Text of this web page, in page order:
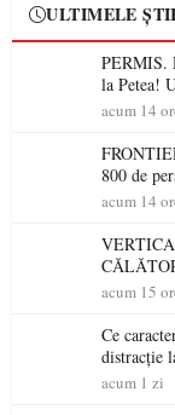
ULTIMELE
PERMIS.
la Petea!
niciodată
acum 14
800 de
acum 14
acum 15
Ce
distracție
acum 1 zi